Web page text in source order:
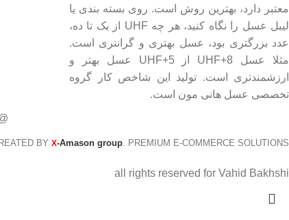
معتبر دارد، بهترین روش است. روی بسته بندی یا
لیبل عسل را نگاه کنید، هر چه UHF از یک تا ده،
عدد بزرگتری بود، عسل بهتری و گرانتری است.
مثلا عسل UHF+8 از UHF+5 عسل بهتر و
ارزشمندتری است. تولید این شاخص کار گروه
تخصصی عسل هانی مون است.
BY X-Amason group. PREMIUM E-COMMERCE SOLUTIONS.
all rights reserved for Vahid Bakhshi